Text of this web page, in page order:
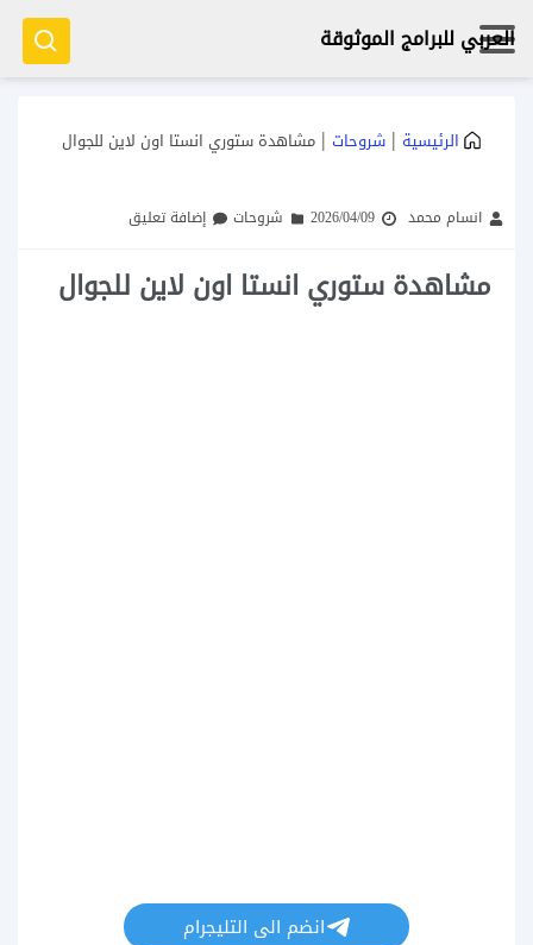
العربي للبرامج الموثوقة
الرئيسية | شروحات | مشاهدة ستوري انستا اون لاين للجوال
انسام محمد 2026/04/09 شروحات إضافة تعليق
مشاهدة ستوري انستا اون لاين للجوال
انضم الى التليجرام